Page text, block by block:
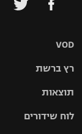
VOD
רץ ברשת
תוצאות
לוח שידורים